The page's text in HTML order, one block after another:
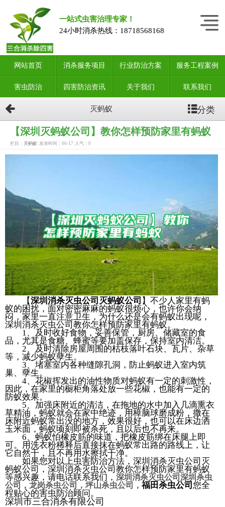
一站式虫害治理专家！
24小时消杀热线： 18718568168
网站首页 消杀服务项目 行业防治方案 服务工程案例
害虫防治 四害防治资讯 关于我们 联系我们
灭蚂蚁 分类
【深圳灭蚂蚁公司】教你怎样预防家里有蚂蚁
栏目： 灭蚂蚁 发表时间：06-17 人气： 0
【深圳消杀灭虫公司灭蚂蚁公司 】不少人家里有蚂
蚁的困扰，面对密密麻麻的蚂蚁很烦心，也许你会纳
闷，家里一直注意卫生，为什么还是会有蚂蚁出现呢，
深圳消杀灭虫公司教你怎样预防家里有蚂蚁。
1、及时收好食物，妥善保管，厨房、储藏室的食
品，尤其是食糖、蜂蜜等要加盖保存，保持室内清洁。
2、及时清除房屋周围的枯枝落叶石块、瓦片、杂草
等，减少蚂蚁孽生。
3、堵塞室内各种缝隙孔洞，防止蚂蚁进入室内筑
巢、孽生。
4、花椒挥发出的油性物质对蚂蚁有一定的刺激性，
因此，在家里的橱柜角落处放一些花椒，也能有一定的
防蚁效果。
5、加强床附近的清洁，在拖地的水中加入几滴熏衣
草精油，蚂蚁就会在家中绝迹，用樟脑球磨成粉，撒在
床附近蚂蚁常出没的地方，效果很好，也可以在床边洒
玉米面，蚂蚁顷刻即被杀死，且以后也不再来。
6、蚂蚁怕橡皮筋的味道，把橡皮筋绑在床腿上即
可。用洗衣粉稀释后直接抹在蚂蚁常出路的路线上，让
它自然干，且不再用水擦拭干净。
如果您对以上虫害防治方法，深圳消杀灭虫公司灭
蚂蚁公司，深圳消杀灭虫公司教你怎样预防家里有蚂蚁
等感兴趣，请电话联系我们， 深圳消杀灭虫公司深圳杀虫
公司，龙岗杀虫公司，坪山杀虫公司，福田杀虫公司 您全
程贴心的害虫防治顾问。
深圳市三合消杀有限公司